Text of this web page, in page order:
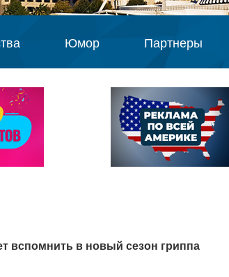
Юмор Партнеры
вспомнить в новый сезон гриппа